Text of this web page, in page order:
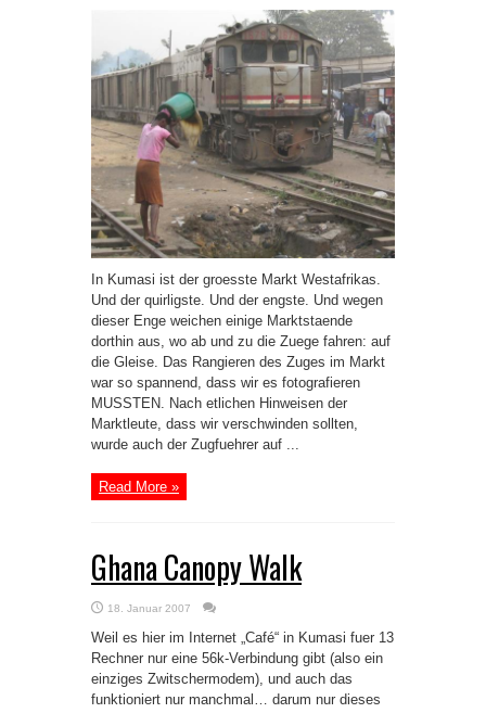
In Kumasi ist der groesste Markt Westafrikas.
Und der quirligste. Und der engste. Und wegen
dieser Enge weichen einige Marktstaende
dorthin aus, wo ab und zu die Zuege fahren: auf
die Gleise. Das Rangieren des Zuges im Markt
war so spannend, dass wir es fotografieren
MUSSTEN. Nach etlichen Hinweisen der
Marktleute, dass wir verschwinden sollten,
wurde auch der Zugfuehrer auf ...
Read More »
Ghana Canopy Walk
18. Januar 2007
Weil es hier im Internet „Café“ in Kumasi fuer 13
Rechner nur eine 56k-Verbindung gibt (also ein
einziges Zwitschermodem), und auch das
funktioniert nur manchmal… darum nur dieses